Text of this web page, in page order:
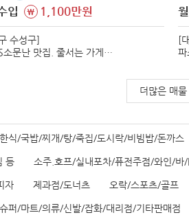
입
\ 1,100만원
수성구]
소문난 맛집. 줄서는 가게
[
파
매
더많은 매
식/국밥/찌개/탕/죽집/도시락/비빔밥/돈까스
등 소주.호프/실내포차/퓨전주점/와인/바
자 제과점/도너츠 오락/스포츠/골프
퍼/마트/의류/신발/잡화/대리점/기타판매점